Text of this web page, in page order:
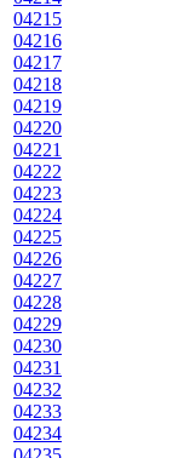
04215
04216
04217
04218
04219
04220
04221
04222
04223
04224
04225
04226
04227
04228
04229
04230
04231
04232
04233
04234